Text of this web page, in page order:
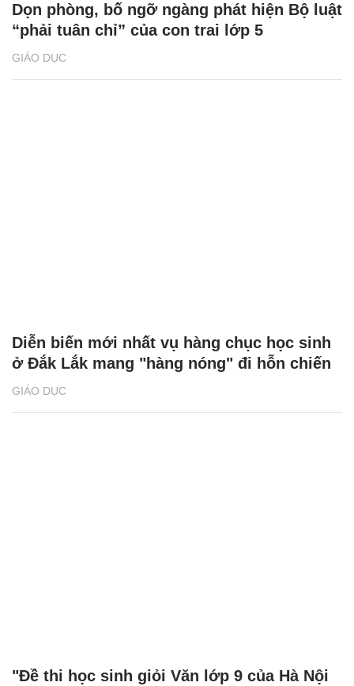
GIÁO DỤC
Dọn phòng, bố ngỡ ngàng phát hiện Bộ luật
“phải tuân chỉ” của con trai lớp 5
GIÁO DỤC
Diễn biến mới nhất vụ hàng chục học sinh
ở Đắk Lắk mang "hàng nóng" đi hỗn chiến
"Đề thi học sinh giỏi Văn lớp 9 của Hà Nội